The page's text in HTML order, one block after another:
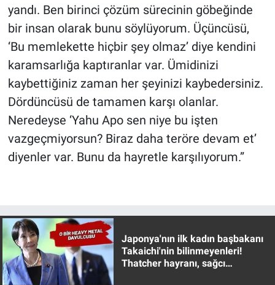
yandı. Ben birinci çözüm sürecinin göbeğinde
bir insan olarak bunu söylüyorum. Üçüncüsü,
‘Bu memlekette hiçbir şey olmaz’ diye kendini
karamsarlığa kaptıranlar var. Ümidinizi
kaybettiğiniz zaman her şeyinizi kaybedersiniz.
Dördüncüsü de tamamen karşı olanlar.
Neredeyse ‘Yahu Apo sen niye bu işten
vazgeçmiyorsun? Biraz daha teröre devam et’
diyenler var. Bunu da hayretle karşılıyorum.”
Japonya'nın ilk kadın başbakanı
Takaichi'nin bilinmeyenleri!
Thatcher hayranı, sağcı